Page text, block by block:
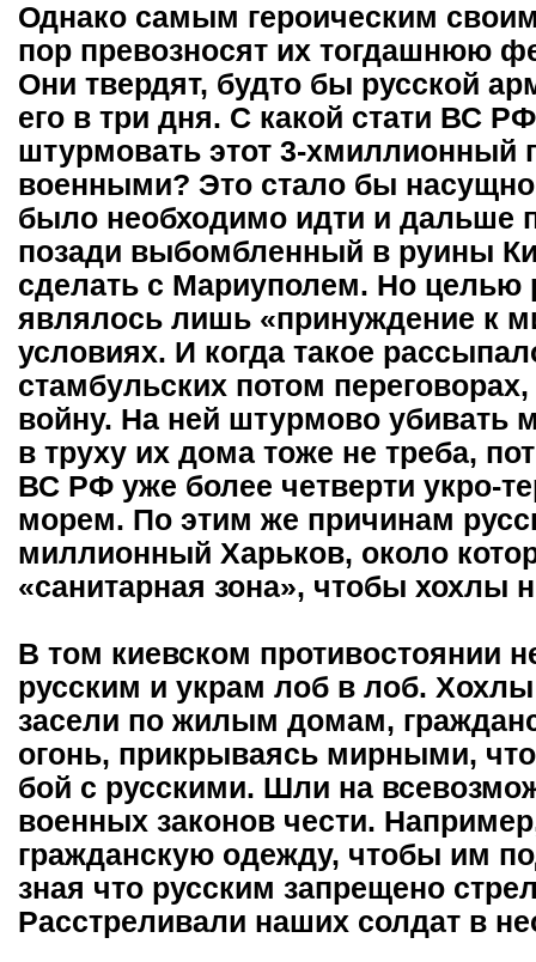
Однако самым героическим
пор превозносят их тогдашнюю
Они твердят, будто бы русской
его в три дня. С какой стати ВС
штурмовать этот 3-хмиллионный
военными? Это стало бы
было необходимо идти и дальше
позади выбомбленный в руины
сделать с Мариуполем. Но целью
являлось лишь «принуждение к
условиях. И когда такое
стамбульских потом
войну. На ней штурмово убивать
в труху их дома тоже не треба,
ВС РФ уже более четверти укро-
морем. По этим же причинам
миллионный Харьков, около
«санитарная зона», чтобы хохлы
В том киевском противостоянии
русским и украм лоб в лоб.
засели по жилым домам,
огонь, прикрываясь мирными,
бой с русскими. Шли на
военных законов чести.
гражданскую одежду, чтобы им
зная что русским запрещено
Расстреливали наших солдат в